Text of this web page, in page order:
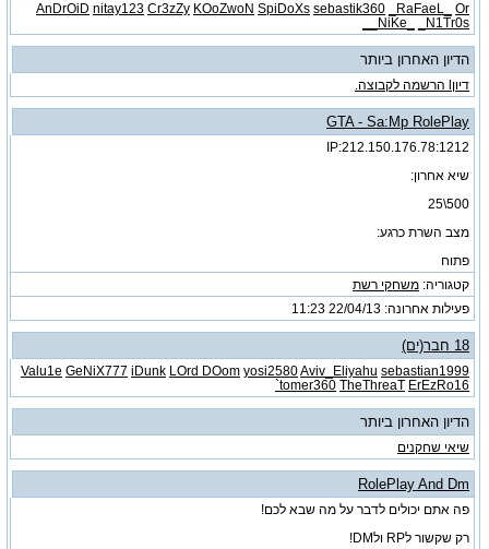
AnDrOiD nitay123 Cr3zZy KOoZwoN SpiDoXs sebastik360 _RaFaeL_
Or
_NiKe_
_N1Tr0s_
הדיון האחרון ביותר
דיוןl הרשמה לקבוצה.
GTA - Sa:Mp RolePlay
212.150.176.78:1212:IP
שיא אחרון:
500\25
מצב השרת כרגע:
פתוח
קטגוריה: משחקי רשת
פעילות אחרונה: 22/04/13
11:23
18 חבר(ים)
Valu1e GeNiX777 iDunk LOrd DOom yosi2580Aviv_Eliyahu sebastian1999
tomer360 TheThreaT ErEzRo16`
הדיון האחרון ביותר
שיאי שחקנים
RolePlay And Dm
פה אתם יכולים לדבר על מה שבא לכם!
רק שקשור לRP ולDM!